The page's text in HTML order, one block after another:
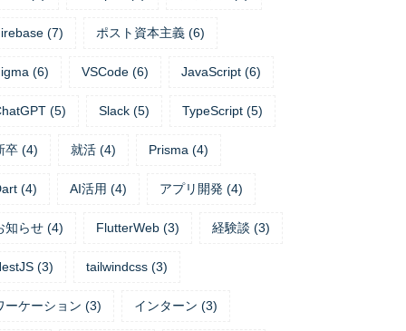
(7) ポスト資本主義 (6)
(6) VSCode (6) JavaScript (6)
(5) Slack (5) TypeScript (5)
卒 (4) 就活 (4) Prisma (4)
(4) AI活用 (4) アプリ開発 (4)
知らせ (4) FlutterWeb (3) 経験談 (3)
(3) tailwindcss (3)
ーケーション (3) インターン (3)